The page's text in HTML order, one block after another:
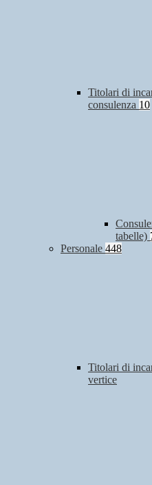
Titolari di
consulenza 10
tabelle)
Personale 448
Titolari di
vertice